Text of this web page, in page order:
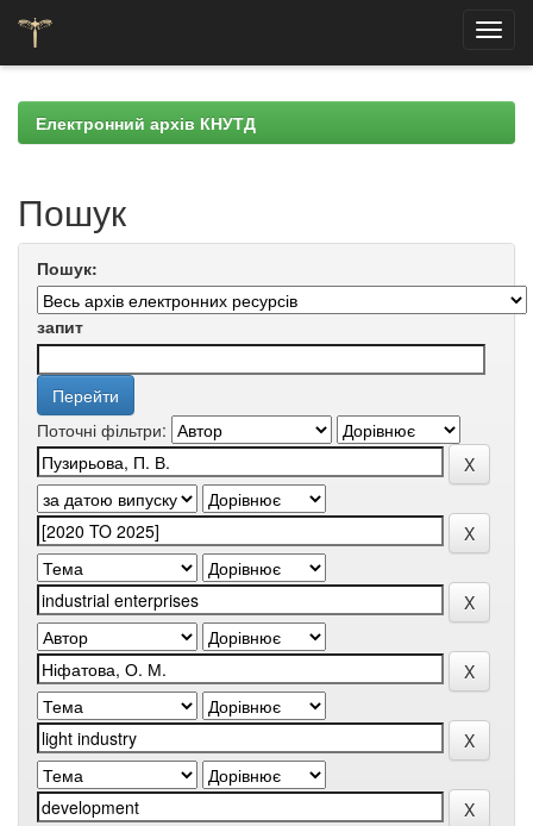
navigationЕлектронний архів КНУТД
Пошук
Пошук:
запит
Поточні фільтри: